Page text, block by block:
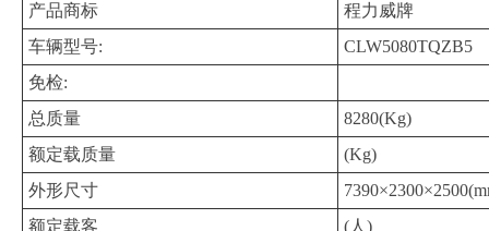
产品商标
程力威牌
车辆型号:
CLW5080TQZB5
免检:
总质量
8280(Kg)
额定载质量
(Kg)
外形尺寸
额定载客
(人)